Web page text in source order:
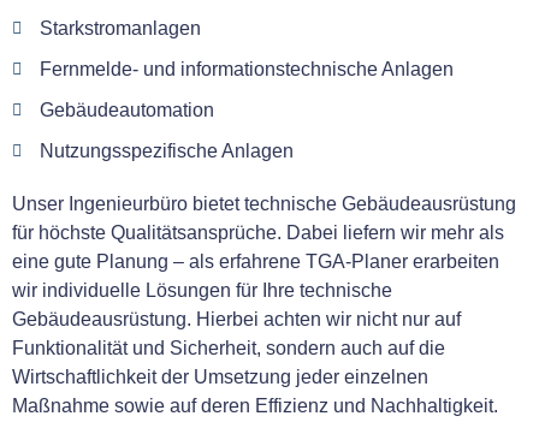
Starkstromanlagen
Fernmelde- und informationstechnische Anlagen
Gebäudeautomation
Nutzungsspezifische Anlagen
Unser Ingenieurbüro bietet technische Gebäudeausrüstung
für höchste Qualitätsansprüche. Dabei liefern wir mehr als
eine gute Planung – als erfahrene TGA-Planer erarbeiten
wir individuelle Lösungen für Ihre technische
Gebäudeausrüstung. Hierbei achten wir nicht nur auf
Funktionalität und Sicherheit, sondern auch auf die
Wirtschaftlichkeit der Umsetzung jeder einzelnen
Maßnahme sowie auf deren Effizienz und Nachhaltigkeit.